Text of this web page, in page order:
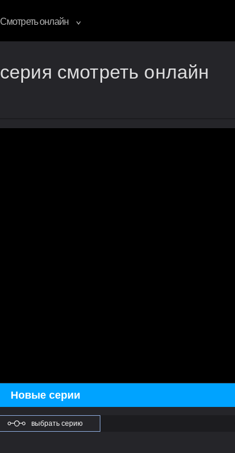
Смотреть онлайн
смотреть онлайн
Новые серии
выбрать серию